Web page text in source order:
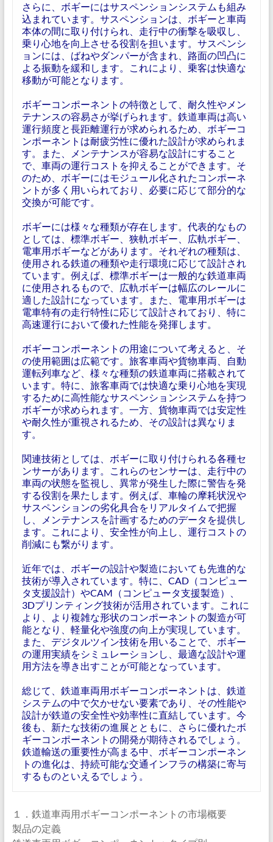
さらに、ボギーにはサスペンションシステムも組み
込まれています。サスペンションは、ボギーと車両
本体の間に取り付けられ、走行中の衝撃を吸収し、
乗り心地を向上させる役割を担います。サスペンシ
ョンには、ばねやダンパーが含まれ、路面の凹凸に
よる振動を緩和します。これにより、乗客は快適な
移動が可能となります。
ボギーコンポーネントの特徴として、耐久性やメン
テナンスの容易さが挙げられます。鉄道車両は高い
運行頻度と長距離運行が求められるため、ボギーコ
ンポーネントは耐疲労性に優れた設計が求められま
す。また、メンテナンスが容易な設計にすること
で、車両の運行コストを抑えることができます。そ
のため、ボギーにはモジュール化されたコンポーネ
ントが多く用いられており、必要に応じて部分的な
交換が可能です。
ボギーには様々な種類が存在します。代表的なもの
としては、標準ボギー、狭軌ボギー、広軌ボギー、
電車用ボギーなどがあります。それぞれの種類は、
使用される鉄道の種類や走行環境に応じて設計され
ています。例えば、標準ボギーは一般的な鉄道車両
に使用されるもので、広軌ボギーは幅広のレールに
適した設計になっています。また、電車用ボギーは
電車特有の走行特性に応じて設計されており、特に
高速運行において優れた性能を発揮します。
ボギーコンポーネントの用途について考えると、そ
の使用範囲は広範です。旅客車両や貨物車両、自動
運転列車など、様々な種類の鉄道車両に搭載されて
います。特に、旅客車両では快適な乗り心地を実現
するために高性能なサスペンションシステムを持つ
ボギーが求められます。一方、貨物車両では安定性
や耐久性が重視されるため、その設計は異なりま
す。
関連技術としては、ボギーに取り付けられる各種セ
ンサーがあります。これらのセンサーは、走行中の
車両の状態を監視し、異常が発生した際に警告を発
する役割を果たします。例えば、車輪の摩耗状況や
サスペンションの劣化具合をリアルタイムで把握
し、メンテナンスを計画するためのデータを提供し
ます。これにより、安全性が向上し、運行コストの
削減にも繋がります。
近年では、ボギーの設計や製造においても先進的な
技術が導入されています。特に、CAD（コンピュー
タ支援設計）やCAM（コンピュータ支援製造）、
3Dプリンティング技術が活用されています。これに
より、より複雑な形状のコンポーネントの製造が可
能となり、軽量化や強度の向上が実現しています。
また、デジタルツイン技術を用いることで、ボギー
の運用実績をシミュレーションし、最適な設計や運
用方法を導き出すことが可能となっています。
総じて、鉄道車両用ボギーコンポーネントは、鉄道
システムの中で欠かせない要素であり、その性能や
設計が鉄道の安全性や効率性に直結しています。今
後も、新たな技術の進展とともに、さらに優れたボ
ギーコンポーネントの開発が期待されるでしょう。
鉄道輸送の重要性が高まる中、ボギーコンポーネン
トの進化は、持続可能な交通インフラの構築に寄与
するものといえるでしょう。
１．鉄道車両用ボギーコンポーネントの市場概要
製品の定義